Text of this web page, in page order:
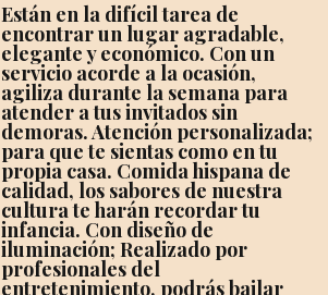
Están en la difícil tarea de
encontrar un lugar agradable,
elegante y económico. Con un
servicio acorde a la ocasión,
agiliza durante la semana para
atender a tus invitados sin
demoras. Atención personalizada;
para que te sientas como en tu
propia casa. Comida hispana de
calidad, los sabores de nuestra
cultura te harán recordar tu
infancia. Con diseño de
iluminación; Realizado por
profesionales del
entretenimiento, podrás bailar